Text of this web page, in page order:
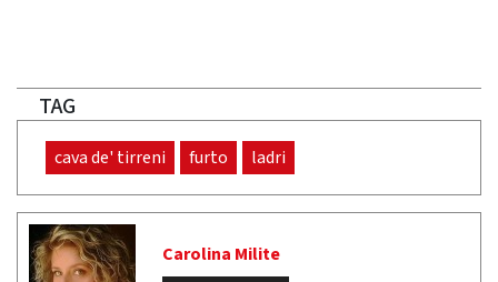
TAG
cava de' tirreni furto ladri
Carolina Milite